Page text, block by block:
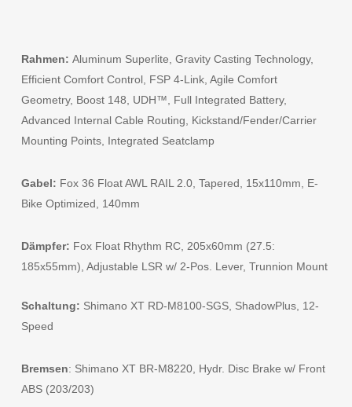
Rahmen: Aluminum Superlite, Gravity Casting Technology,
Efficient Comfort Control, FSP 4-Link, Agile Comfort
Geometry, Boost 148, UDH™, Full Integrated Battery,
Advanced Internal Cable Routing, Kickstand/Fender/Carrier
Mounting Points, Integrated Seatclamp
Gabel: Fox 36 Float AWL RAIL 2.0, Tapered, 15x110mm, E-
Bike Optimized, 140mm
Dämpfer: Fox Float Rhythm RC, 205x60mm (27.5:
185x55mm), Adjustable LSR w/ 2-Pos. Lever, Trunnion Mount
Schaltung: Shimano XT RD-M8100-SGS, ShadowPlus, 12-
Speed
Bremsen: Shimano XT BR-M8220, Hydr. Disc Brake w/ Front
ABS (203/203)